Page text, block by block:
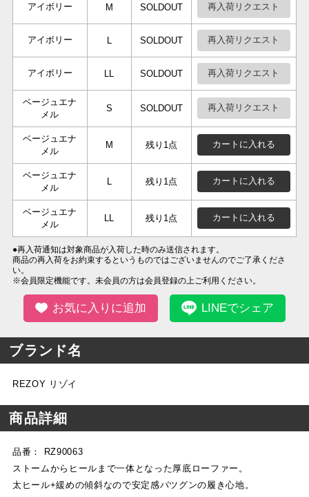
アイボリー M SOLDOUT 再入荷リクエスト
アイボリー L SOLDOUT 再入荷リクエスト
アイボリー LL SOLDOUT 再入荷リクエスト
ベージュエナ
メル
S SOLDOUT 再入荷リクエスト
ベージュエナ
メル
M 残り1点 カートに入れる
ベージュエナ
メル
L 残り1点 カートに入れる
ベージュエナ
メル
LL 残り1点 カートに入れる
●再入荷通知は対象商品が入荷した時のみ送信されます。
商品の再入荷をお約束するというものではございませんのでご了承くださ
い。
※会員限定機能です。未会員の方は会員登録の上ご利用ください。
お気に入りに追加 LINEでシェア
ブランド名
REZOY リゾイ
商品詳細
品番： RZ90063
ストームからヒールまで一体となった厚底ローファー。
太ヒール+緩めの傾斜なので安定感バツグンの履き心地。